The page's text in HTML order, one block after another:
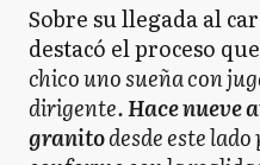
Sobre su llegada al
destacó el proceso
chico uno sueña con
dirigente.Hace nueve
granitodesde este